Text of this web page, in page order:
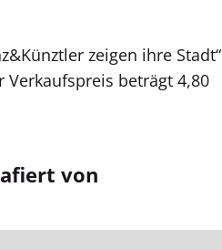
zeigen ihre Stadt“
beträgt 4,80
von